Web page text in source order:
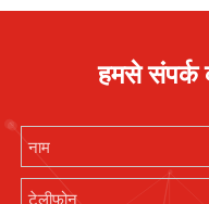
हमसे संपर्क